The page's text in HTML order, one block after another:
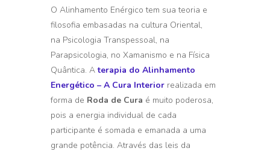
O Alinhamento Enérgico tem sua teoria e
filosofia embasadas na cultura Oriental,
na Psicologia Transpessoal, na
Parapsicologia, no Xamanismo e na Física
Quântica. Aterapia do Alinhamento
Energético – A Cura Interior realizada em
forma de Roda de Cura é muito poderosa,
pois a energia individual de cada
participante é somada e emanada a uma
grande potência. Através das leis da